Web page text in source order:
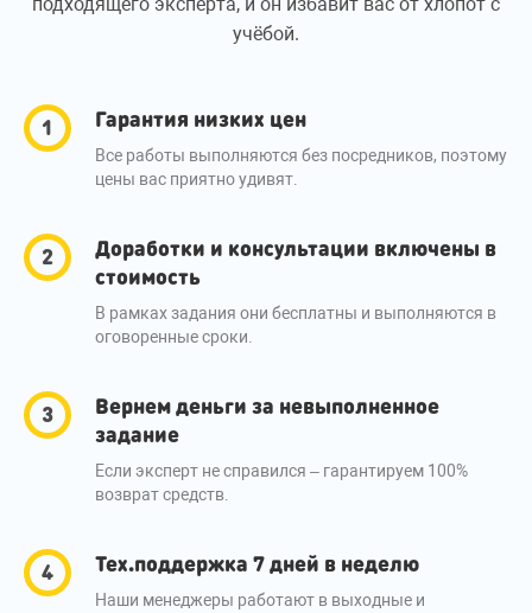
подходящего эксперта, и он избавит вас от хлопот с
учёбой.
Гарантия низких цен
Все работы выполняются без посредников, поэтому
цены вас приятно удивят.
Доработки и консультации включены в
стоимость
В рамках задания они бесплатны и выполняются в
оговоренные сроки.
Вернем деньги за невыполненное
задание
Если эксперт не справился – гарантируем 100%
возврат средств.
Тех.поддержка 7 дней в неделю
Наши менеджеры работают в выходные и